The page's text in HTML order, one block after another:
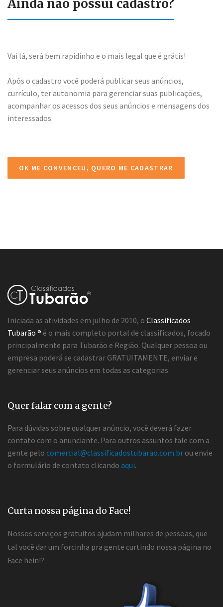
Ainda não possui cadastro?
Vai lá, será bem rapidinho e o mais legal que é grátis!
Após o cadastro você poderá publicar seus anúncios,
currículo, ter autonomia para gerenciar suas publicações,
acompanhar os acessos dos seus anúncios e mensagens dos
interessados.
OK ME CONVENCEU, QUERO ME CADASTRAR
Iniciada as atividades em julho de 2010, o Classificados
Tubarão ® é o mais completo portal de classificados, focado
principalmente para Tubarão e Região. Qualquer pessoa ou
empresa poderá se cadastrar GRATUITAMENTE, enviar e
gerenciar seus anúncios em todas as categorias.
Quer falar com a gente?
Para dúvidas sobre qualquer anúncio, você deverá fazer
contato com o anunciante. Para outros assuntos fale com a
gente pelo comercial@classificadostubarao.com.br ou envie
o formulário de contato clicando aqui.
Curta nossa página do Face!
Nossos serviços gratuitos ajudam milhares de pessoas, que
tal você dar um forcinha pra gente curtindo nossa página no
Face hein!?